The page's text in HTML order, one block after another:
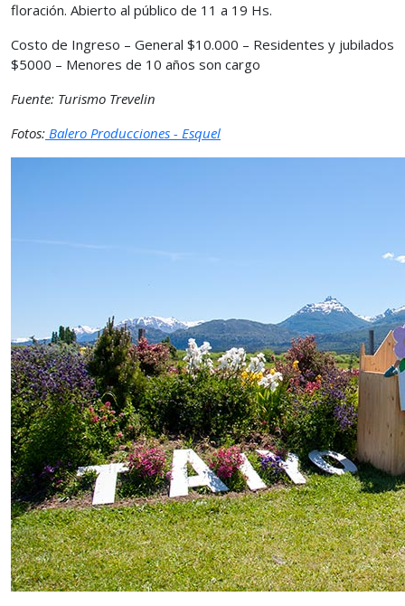
floración. Abierto al público de 11 a 19 Hs.
Costo de Ingreso – General $10.000 – Residentes y jubilados
$5000 – Menores de 10 años son cargo
Fuente: Turismo Trevelin
Fotos: Balero Producciones - Esquel